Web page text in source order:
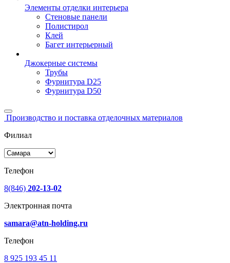
Элементы отделки интерьера
Стеновые панели
Полистирол
Клей
Багет интерьерный
Джокерные системы
Трубы
Фурнитура D25
Фурнитура D50
Производство и поставка отделочных материалов
Филиал
Телефон
8(846) 202-13-02
Электронная почта
samara@atn-holding.ru
Телефон
8 925 193 45 11